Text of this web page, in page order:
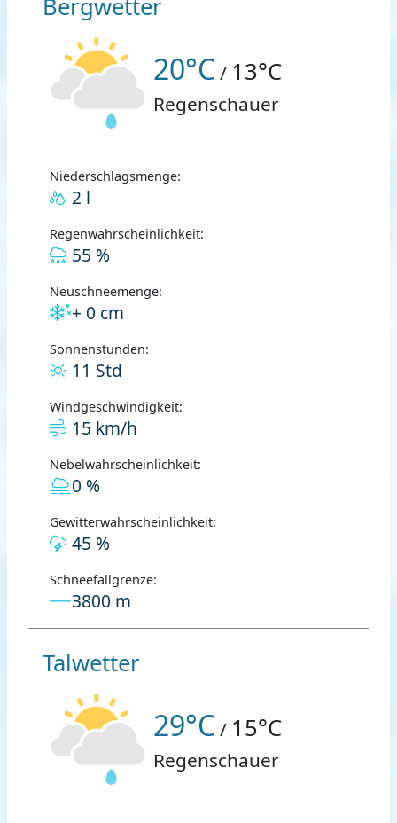
Bergwetter
20°C / 13°C
Regenschauer
Niederschlagsmenge:
2 l
Regenwahrscheinlichkeit:
55 %
Neuschneemenge:
+ 0 cm
Sonnenstunden:
11 Std
Windgeschwindigkeit:
15 km/h
Nebelwahrscheinlichkeit:
0 %
Gewitterwahrscheinlichkeit:
45 %
Schneefallgrenze:
3800 m
Talwetter
29°C / 15°C
Regenschauer